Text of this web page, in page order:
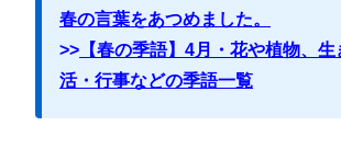
春の言葉をあつめました。
>> 【春の季語】4月・花や植物、
活・行事などの季語一覧